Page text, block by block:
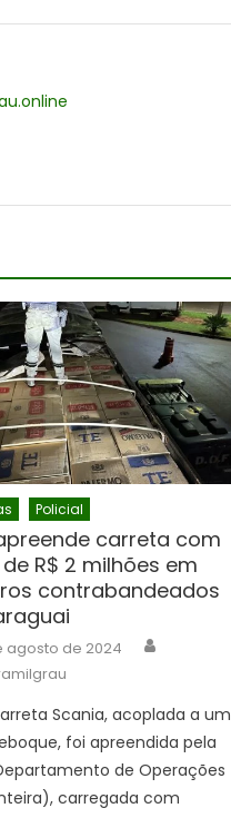
Policial
carreta com
R$ 2 milhões em
contrabandeados
agosto de 2024
Scania, acoplada a um
foi apreendida pela
de Operações
carregada com